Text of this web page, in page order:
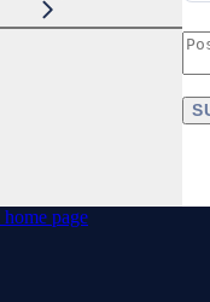
Python
home page